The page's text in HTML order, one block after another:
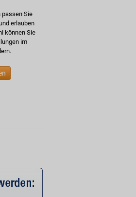
passen Sie
erlauben
können Sie
im